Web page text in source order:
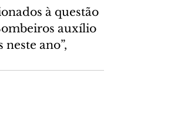
à questão
auxílio
ano”,